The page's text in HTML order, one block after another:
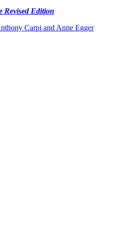
Revised Edition
Carpi and Anne Egger